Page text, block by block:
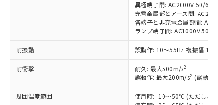
異極端子間: AC2000V 50/
充電金属部とアース間:
各端子と非充電金属部間:
ランプ端子間: AC1000V 50/
耐振動 誤動作: 10～55Hz 複振幅
耐衝撃 耐久: 最大500m/s2
誤動作: 最大200m/s2 (誤動作
周囲温度範囲
使用時: -10～50℃ (ただし、
当社制御機器事業取扱商品の中には、
本サービスの対象外となる商品もある
ことをご了承ください。
在庫状況および標準価格照会結果は、
記載している更新日時点での社内デー
タに基づき作成されるものであり、閲
覧された時点での実際の在庫および標
準価格とは異なる場合があることをご
非該当品：ライセンス料など無形物で、有
害物質有無と関係のない商品です。
仕入先様の事情により、非含有部品として
いたものが、含有品と判明した場合などや
むを得ず変更することがあります。
鉛(Pb) 1000ppm以下、 水銀(Hg) 1000ppm以下、 カド
六価クロム(Cr(Ⅵ)) 1000ppm以下、ポリ臭化ビフェニル
類(PBB) 1000ppm以下、ポリ臭化ジフェニルエーテル類
(PBDE) 1000ppm以下、フタル酸ビス(2-エチルヘキシ
「○」：最大均質材料含有率が中国RoHSの
基準値以下であることを示します。
「×」：最大均質材料含有率が中国RoHSの
基準値を超えていることを示します。
「－」：未確認です。当社販売部門へお問
*中国RoHS10物質の基準値 (GB/T26572)：
Pb(鉛) :1000ppm、 Hg(水銀) : 1000ppm、 Cd(カドミウ
Cr(Ⅵ)(六価クロム) : 1000ppm、 PBBs(ポリ臭化ビフェ
当社は、これら貴社製品のうち、外国
為替および外国貿易法に定める商品
（以下｢規制貨物等」という）を輸出
または国外への提供する場合は、日本
国政府の輸出許可(または役務取引許
可)を取得するなどの必要な手続きを